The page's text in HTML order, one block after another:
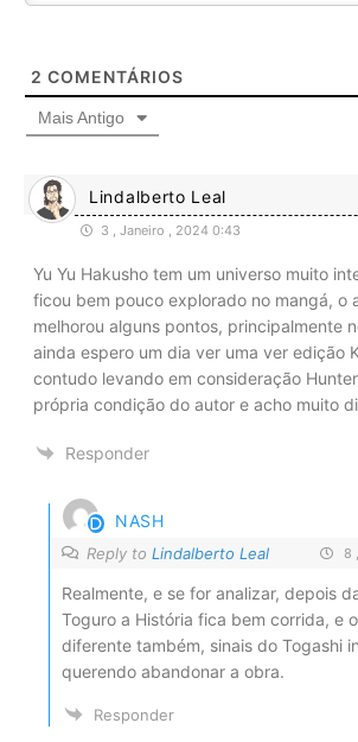
2 COMENTÁRIOS
Mais Antigo
Lindalberto Leal
3 , Janeiro , 2024 0:43
Yu Yu Hakusho tem um universo muito
ficou bem pouco explorado no mangá, o
melhorou alguns pontos, principalmente
ainda espero um dia ver uma ver edição
contudo levando em consideração
própria condição do autor e acho muito
Responder
NASH
Reply to Lindalberto Leal 8
Realmente, e se for analizar, depois
Toguro a História fica bem corrida, e
diferente também, sinais do Togashi
querendo abandonar a obra.
Responder